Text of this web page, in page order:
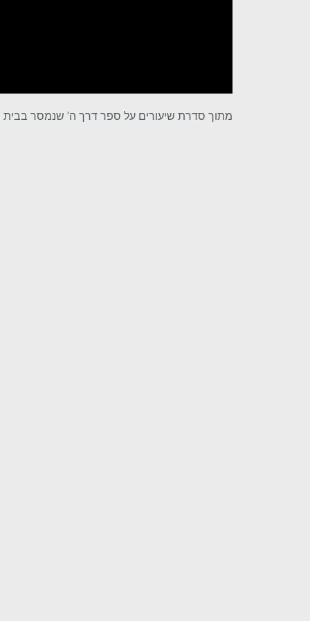
מתוך סדרת שיעורים על ספר דרך ה' שנמסר בבית